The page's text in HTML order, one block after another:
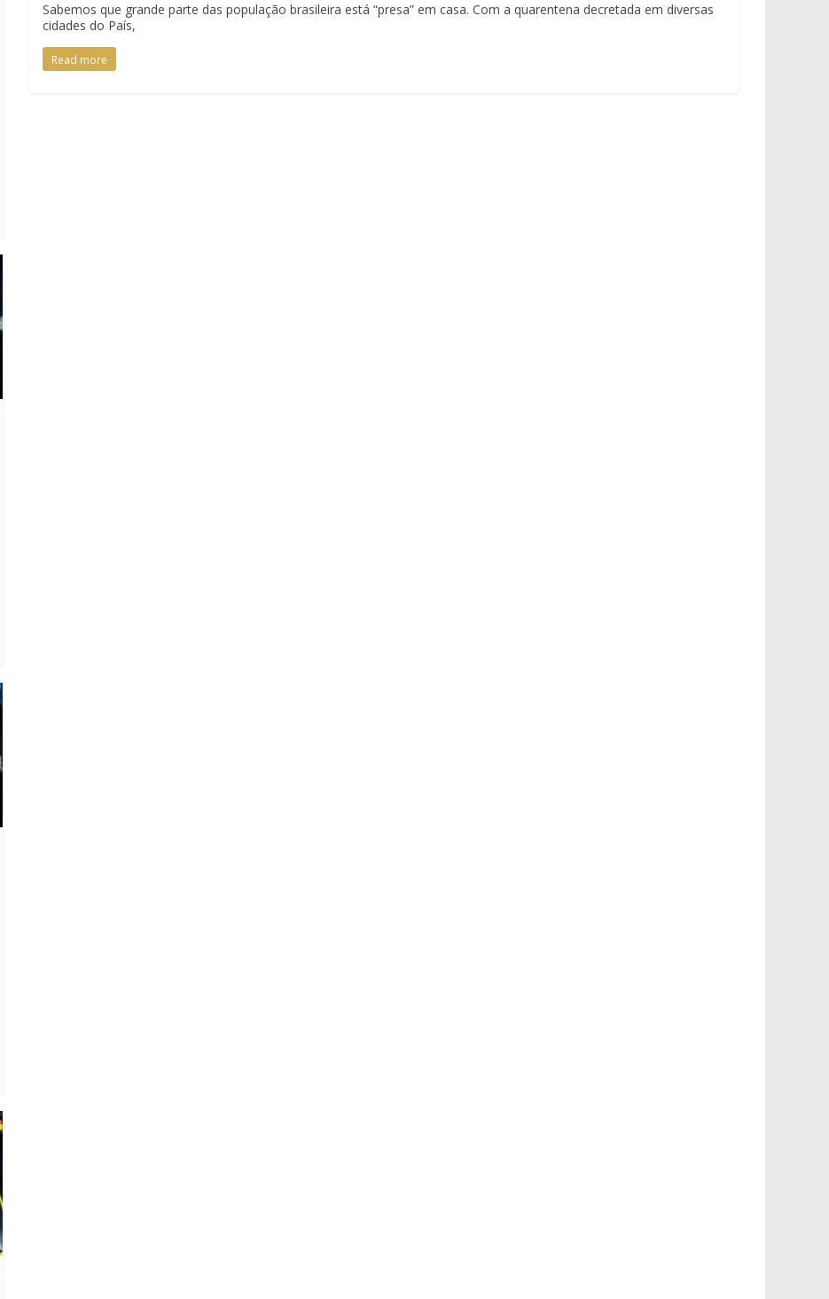
Sabemos que grande parte das população brasileira está “presa” em casa. Com a quarentena decretada em diversas
cidades do País,
Read more